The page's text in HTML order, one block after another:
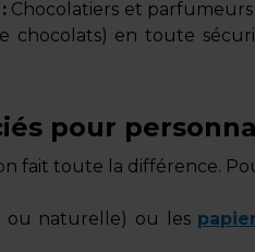
Chocolatiers et
chocolats) en toute
pour
fait toute la différence.
ou naturelle) ou les